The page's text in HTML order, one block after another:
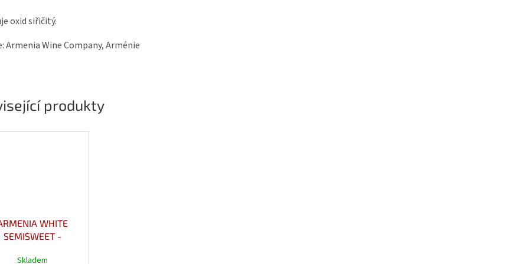
produkty
WHITE
SEMISWEET -
Skladem
oxid siřičitý.
Armenia Wine Company, Arménie